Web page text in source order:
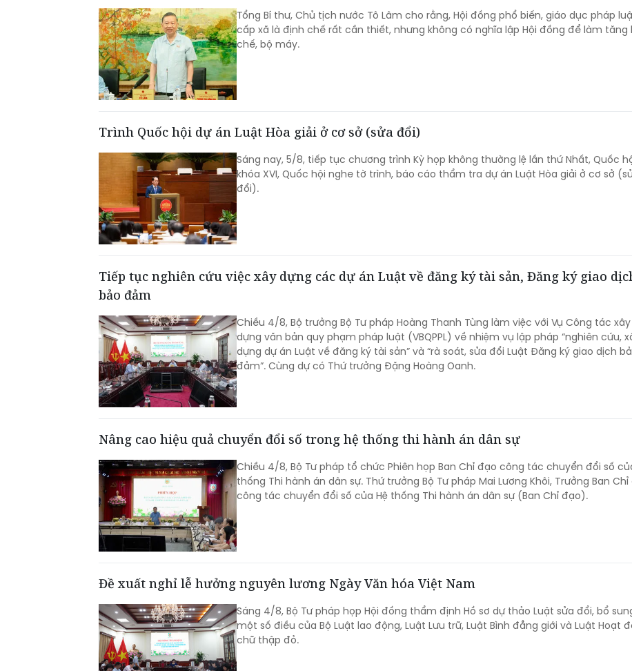
Tổng Bí thư, Chủ tịch nước Tô Lâm cho rằng, Hội đồng phổ biến, giáo dục pháp
cấp xã là định chế rất cần thiết, nhưng không có nghĩa lập Hội đồng để làm tăng
chế, bộ máy.
Trình Quốc hội dự án Luật Hòa giải ở cơ sở (sửa đổi)
Sáng nay, 5/8, tiếp tục chương trình Kỳ họp không thường lệ lần thứ Nhất, Quốc
khóa XVI, Quốc hội nghe tờ trình, báo cáo thẩm tra dự án Luật Hòa giải ở cơ sở
đổi).
Tiếp tục nghiên cứu việc xây dựng các dự án Luật về đăng ký tài sản, Đăng ký giao
bảo đảm
Chiều 4/8, Bộ trưởng Bộ Tư pháp Hoàng Thanh Tùng làm việc với Vụ Công tác xây
dựng văn bản quy phạm pháp luật (VBQPPL) về nhiệm vụ lập pháp “nghiên cứu,
dựng dự án Luật về đăng ký tài sản” và “rà soát, sửa đổi Luật Đăng ký giao dịch
đảm”. Cùng dự có Thứ trưởng Đặng Hoàng Oanh.
Nâng cao hiệu quả chuyển đổi số trong hệ thống thi hành án dân sự
Chiều 4/8, Bộ Tư pháp tổ chức Phiên họp Ban Chỉ đạo công tác chuyển đổi số
thống Thi hành án dân sự. Thứ trưởng Bộ Tư pháp Mai Lương Khôi, Trưởng Ban Chỉ
công tác chuyển đổi số của Hệ thống Thi hành án dân sự (Ban Chỉ đạo).
Đề xuất nghỉ lễ hưởng nguyên lương Ngày Văn hóa Việt Nam
Sáng 4/8, Bộ Tư pháp họp Hội đồng thẩm định Hồ sơ dự thảo Luật sửa đổi, bổ
một số điều của Bộ Luật lao động, Luật Lưu trữ, Luật Bình đẳng giới và Luật Hoạt
chữ thập đỏ.